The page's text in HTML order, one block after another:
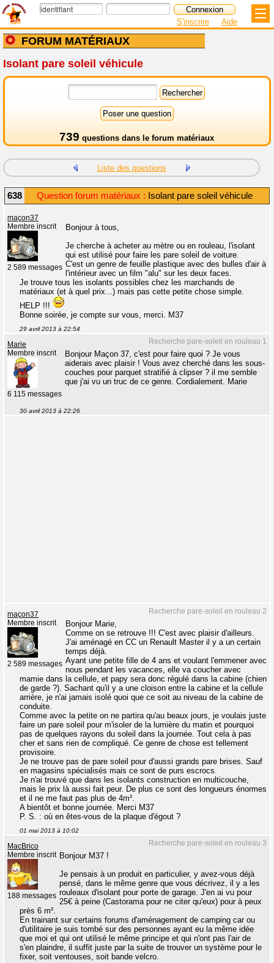
FORUM MATÉRIAUX
S'inscrire Aide
Isolant pare soleil véhicule
739 questions dans le forum matériaux
Liste des questions
638 Question forum matériaux : Isolant pare soleil véhicule
maçon37
Membre inscrit
2 589 messages
Bonjour à tous,
Je cherche à acheter au mètre ou en rouleau, l'isolant
qui est utilisé pour faire les pare soleil de voiture.
C'est un genre de feuille plastique avec des bulles d'air à
l'intérieur avec un film "alu" sur les deux faces.
Je trouve tous les isolants possibles chez les marchands de
matériaux (et à quel prix...) mais pas cette petite chose simple.
HELP !!!
Bonne soirée, je compte sur vous, merci. M37
29 avril 2013 à 22:54
Recherche pare-soleil en rouleau 1
Marie
Membre inscrit
6 115 messages
Bonjour Maçon 37, c'est pour faire quoi ? Je vous
aiderais avec plaisir ! Vous avez cherché dans les sous-
couches pour parquet stratifié à clipser ? il me semble
que j'ai vu un truc de ce genre. Cordialement. Marie
30 avril 2013 à 22:26
Recherche pare-soleil en rouleau 2
maçon37
Membre inscrit
2 589 messages
Bonjour Marie,
Comme on se retrouve !!! C'est avec plaisir d'ailleurs.
J'ai aménagé en CC un Renault Master il y a un certain
temps déjà.
Ayant une petite fille de 4 ans et voulant l'emmener avec
nous pendant les vacances, elle va coucher avec
mamie dans la cellule, et papy sera donc régulé dans la cabine (chien
de garde ?). Sachant qu'il y a une cloison entre la cabine et la cellule
arrière, je n'ai jamais isolé quoi que ce soit au niveau de la cabine de
conduite.
Comme avec la petite on ne partira qu'au beaux jours, je voulais juste
faire un pare soleil pour m'isoler de la lumière du matin et pourquoi
pas de quelques rayons du soleil dans la journée. Tout cela à pas
cher et sans rien de compliqué. Ce genre de chose est tellement
provisoire.
Je ne trouve pas de pare soleil pour d'aussi grands pare brises. Sauf
en magasins spécialisés mais ce sont de purs escrocs.
Je n'ai trouvé que dans les isolants construction en multicouche,
mais le prix là aussi fait peur. De plus ce sont des longueurs énormes
et il ne me faut pas plus de 4m².
A bientôt et bonne journée. Merci M37
P. S. : où en êtes-vous de la plaque d'égout ?
01 mai 2013 à 10:02
Recherche pare-soleil en rouleau 3
MacBrico
Membre inscrit
188 messages
Bonjour M37 !
Je pensais à un produit en particulier, y avez-vous déjà
pensé, dans le même genre que vous décrivez, il y a les
rouleaux d'isolant pour porte de garage. J'en ai vu pour
25€ à peine (Castorama pour ne citer qu'eux) pour à peux
près 6 m².
En trainant sur certains forums d'aménagement de camping car ou
d'utilitaire je suis tombé sur des personnes ayant eu la même idée
que moi et qui ont utilisé le même principe et qui n'ont pas l'air de
s'en plaindre, il suffit juste par la suite de trouver un système pour le
fixer, soit ventouses, soit bande velcro.